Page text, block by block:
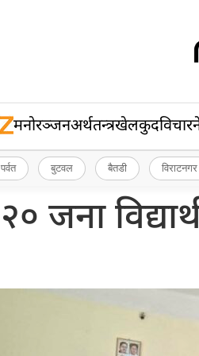
मनोरञ्जनअर्थतन्त्रखेलकुदविचार
पर्वत बुटवल बैतडी विराटनगर
२० जना